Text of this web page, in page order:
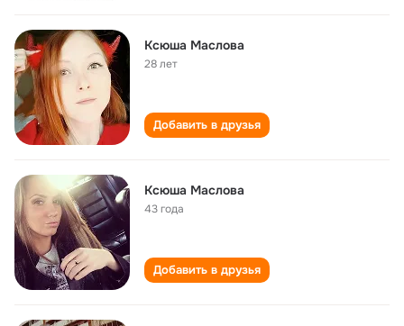
Ксюша Маслова
28 лет
Добавить в друзья
Ксюша Маслова
43 года
Добавить в друзья